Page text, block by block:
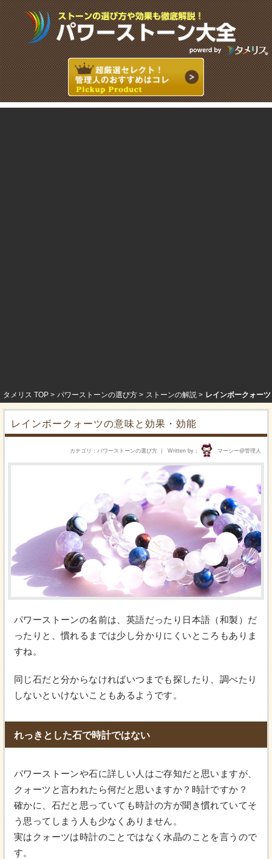
タメリス TOP パワーストーンの選び方 ストーンの解説 レインボークォーツ
レインボークォーツの意味と効果・効能
Written by マーシー@管理人
カテゴリ パワーストーンの選び方
パワーストーンの名前は、英語だったり日本語（和製）だ
ったりと、慣れるまでは少し分かりにくいところもありま
すね。
同じ石だと分からなければいつまでも探したり、調べたり
しないといけないこともあるようです。
れっきとした石で時計ではない
パワーストーンや石に詳しい人はご存知だと思いますが、
クォーツと言われたら何だと思いますか？時計ですか？
確かに、石だと思っていても時計の方が聞き慣れていてそ
う思ってしまう人も少なくありません。
実はクォーツは時計のことではなく水晶のことを言うので
す。